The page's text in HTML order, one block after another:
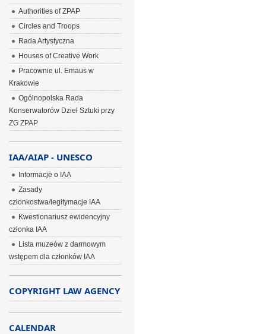
Authorities of ZPAP
Circles and Troops
Rada Artystyczna
Houses of Creative Work
Pracownie ul. Emaus w
Krakowie
Ogólnopolska Rada
Konserwatorów Dzieł Sztuki przy
ZG ZPAP
IAA/AIAP - UNESCO
Informacje o IAA
Zasady
członkostwa/legitymacje IAA
Kwestionariusz ewidencyjny
członka IAA
Lista muzeów z darmowym
wstępem dla członków IAA
COPYRIGHT LAW AGENCY
CALENDAR